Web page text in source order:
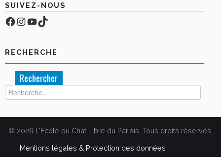
SUIVEZ-NOUS
Facebook
Compte Instagram
YouTube
TikTok
RECHERCHE
Rechercher :
© 2026 L'École du Chat Libre du Parisis. Tous droits réservés.
Mentions légales & Protection des données